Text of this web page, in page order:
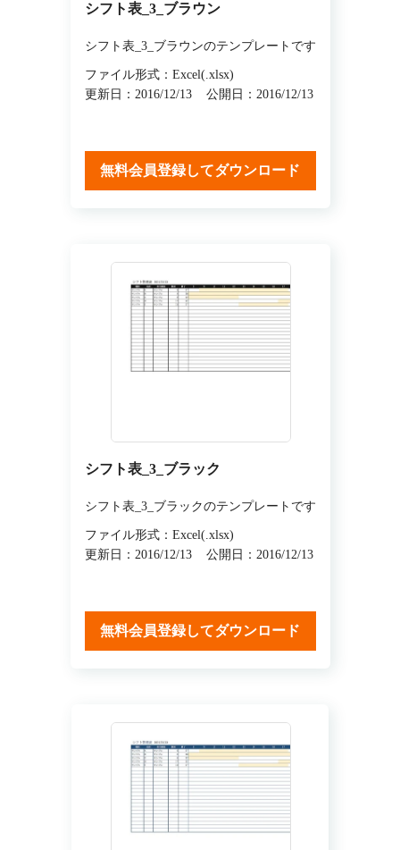
シフト表_3_ブラウン
シフト表_3_ブラウンのテンプレートです
ファイル形式：Excel(.xlsx)
更新日：2016/12/13
公開日：2016/12/13
無料会員登録してダウンロード
シフト表_3_ブラック
シフト表_3_ブラックのテンプレートです
ファイル形式：Excel(.xlsx)
更新日：2016/12/13
公開日：2016/12/13
無料会員登録してダウンロード